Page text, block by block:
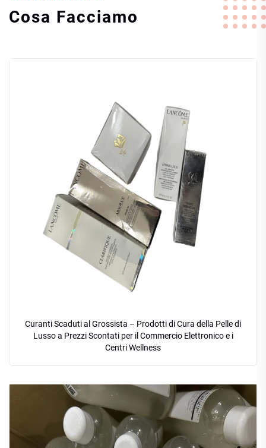
Cosa Facciamo
Curanti Scaduti al Grossista – Prodotti di Cura della Pelle di
Lusso a Prezzi Scontati per il Commercio Elettronico e i
Centri Wellness